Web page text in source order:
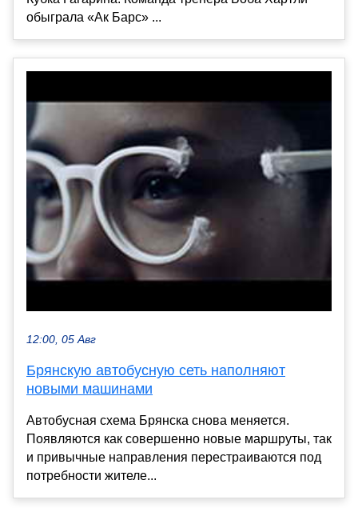
обыграла «Ак Барс» ...
12:00, 05 Авг
Брянскую автобусную сеть наполняют
новыми машинами
Автобусная схема Брянска снова меняется.
Появляются как совершенно новые маршруты, так
и привычные направления перестраиваются под
потребности жителе...